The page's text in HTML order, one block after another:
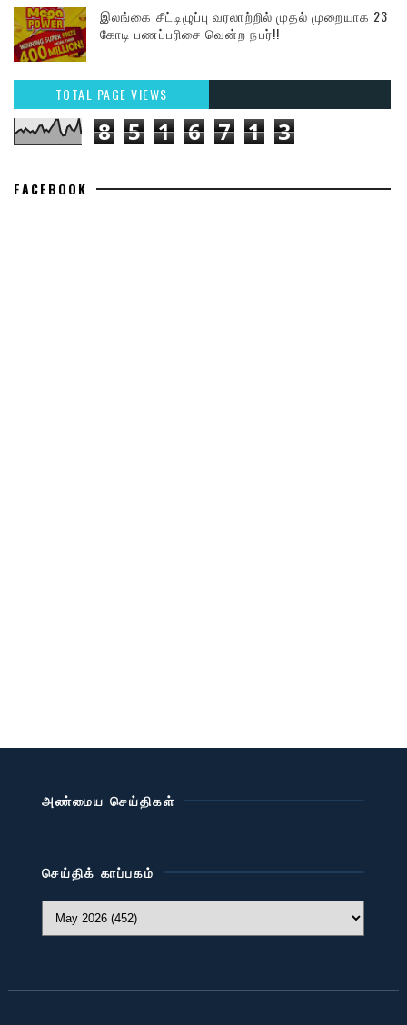
இலங்கை சீட்டிழுப்பு வரலாற்றில் முதல் முறையாக 23
கோடி பணப்பரிசை வென்ற நபர்!!
TOTAL PAGE VIEWS
8 5 1 6 7 1 3
FACEBOOK
அண்மைய செய்திகள்
செய்திக் காப்பகம்